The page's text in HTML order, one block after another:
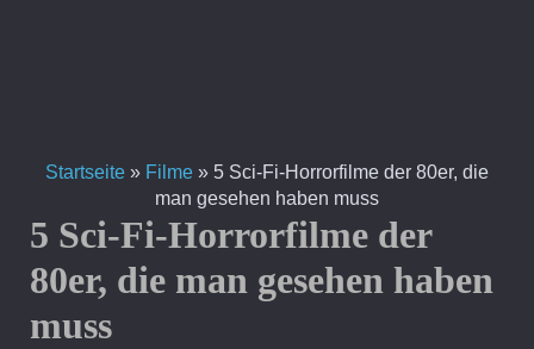
Startseite » Filme » 5 Sci-Fi-Horrorfilme der 80er, die
man gesehen haben muss
5 Sci-Fi-Horrorfilme der
80er, die man gesehen haben
muss